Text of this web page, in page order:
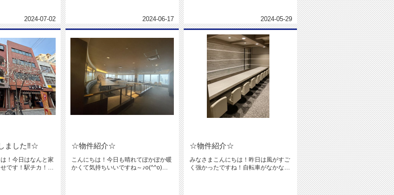
2024-07-02 2024-06-17 2024-05-29
ました‼☆
！今日はなんと家
です！駅チカ！元
☆物件紹介☆
こんにちは！今日も晴れてぽかぽか暖
かくて気持ちいいですね～♪o(^^o)
☆物件紹介☆
みなさまこんにちは！昨日は風がすご
く強かったですね！自転車がなかなか